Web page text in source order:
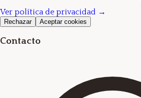
Ver política de privacidad →
Rechazar Aceptar cookies
Contacto